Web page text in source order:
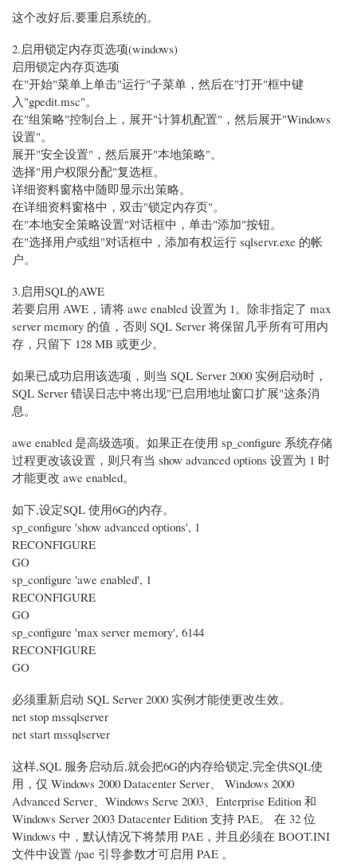
这个改好后,要重启系统的。
2.启用锁定内存页选项(windows)
启用锁定内存页选项
在"开始"菜单上单击"运行"子菜单，然后在"打开"框中键
入"gpedit.msc"。
在"组策略"控制台上，展开"计算机配置"，然后展开"Windows
设置"。
展开"安全设置"，然后展开"本地策略"。
选择"用户权限分配"复选框。
详细资料窗格中随即显示出策略。
在详细资料窗格中，双击"锁定内存页"。
在"本地安全策略设置"对话框中，单击"添加"按钮。
在"选择用户或组"对话框中，添加有权运行 sqlservr.exe 的帐
户。
3.启用SQL的AWE
若要启用 AWE，请将 awe enabled 设置为 1。除非指定了 max
server memory 的值，否则 SQL Server 将保留几乎所有可用内
存，只留下 128 MB 或更少。
如果已成功启用该选项，则当 SQL Server 2000 实例启动时，
SQL Server 错误日志中将出现"已启用地址窗口扩展"这条消
息。
awe enabled 是高级选项。如果正在使用 sp_configure 系统存储
过程更改该设置，则只有当 show advanced options 设置为 1 时
才能更改 awe enabled。
如下,设定SQL 使用6G的内存。
sp_configure 'show advanced options', 1
RECONFIGURE
GO
sp_configure 'awe enabled', 1
RECONFIGURE
GO
sp_configure 'max server memory', 6144
RECONFIGURE
GO
必须重新启动 SQL Server 2000 实例才能使更改生效。
net stop mssqlserver
net start mssqlserver
这样,SQL 服务启动后,就会把6G的内存给锁定,完全供SQL使
用，仅 Windows 2000 Datacenter Server、 Windows 2000
Advanced Server、Windows Serve 2003、Enterprise Edition 和
Windows Server 2003 Datacenter Edition 支持 PAE。 在 32 位
Windows 中，默认情况下将禁用 PAE，并且必须在 BOOT.INI
文件中设置 /pae 引导参数才可启用 PAE 。